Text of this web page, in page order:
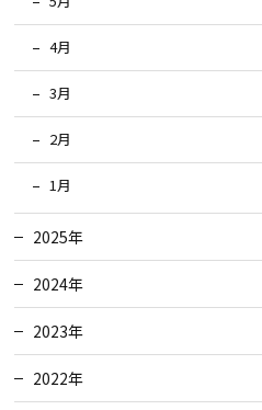
4月
3月
2月
1月
2025年
2024年
2023年
2022年